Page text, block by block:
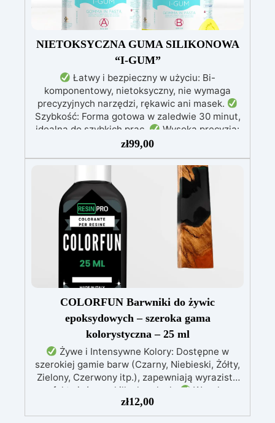
NIETOKSYCZNA GUMA SILIKONOWA
“I-GUM”
Łatwy i bezpieczny w użyciu: Bi-
komponentowy, nietoksyczny, nie wymaga
precyzyjnych narzędzi, rękawic ani masek.
Szybkość: Forma gotowa w zaledwie 30 minut,
idealna do szybkich prac.
Wysoka precyzja:
Odwzorowuje drobne i skomplikowane detale,
zapewniając profesjonalny rezultat.
Wszechstronność: Kompatybilny z żywicą,
gipsem, woskiem, metalami o niskiej
temperaturze topnienia, mydłem i cementem.
Odporność i trwałość: Umożliwia wykonanie
ponad 50 odlewów z różnych materiałów,
zachowując twardość 38 Shore A
zł99,00
COLORFUN Barwniki do żywic
epoksydowych – szeroka gama
kolorystyczna – 25 ml
Żywe i Intensywne Kolory: Dostępne w
szerokiej gamie barw (Czarny, Niebieski, Żółty,
Zielony, Czerwony itp.), zapewniają wyraziste
efekty już przy kilku kroplach.
Wysoka
Koncentracja: Możliwość regulacji
przezroczystości – od delikatnego odcienia po
zł12,00